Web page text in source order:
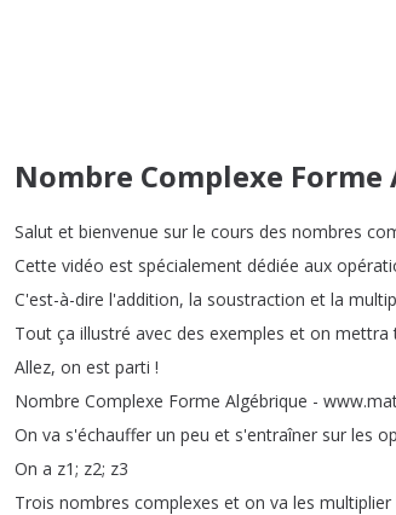
Nombre Complexe
Salut et bienvenue sur le cours des nombres
Cette vidéo est spécialement dédiée aux
C'est-à-dire l'addition, la soustraction et la
Tout ça illustré avec des exemples et on mettra
Allez, on est parti !
Nombre Complexe Forme Algébrique - www.
On va s'échauffer un peu et s'entraîner sur les
On a z1; z2; z3
Trois nombres complexes et on va les multiplier